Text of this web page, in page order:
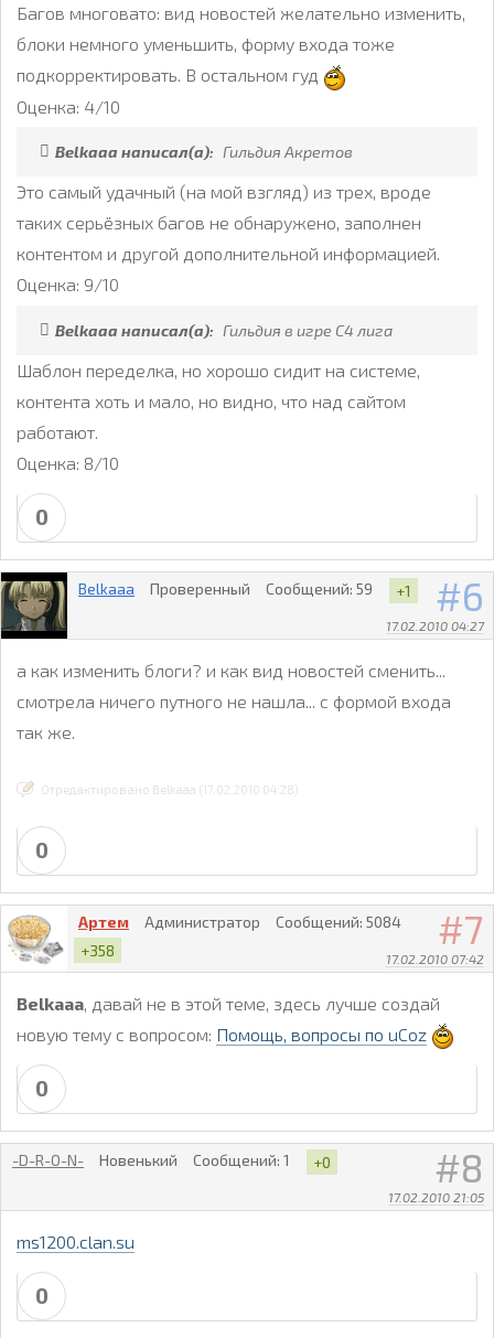
Багов многовато: вид новостей желательно изменить,
блоки немного уменьшить, форму входа тоже
подкорректировать. В остальном гуд
Оценка: 4/10
Belkaaa написал(а): Гильдия Акретов
Это самый удачный (на мой взгляд) из трех, вроде
таких серьёзных багов не обнаружено, заполнен
контентом и другой дополнительной информацией.
Оценка: 9/10
Belkaaa написал(а): Гильдия в игре C4 лига
Шаблон переделка, но хорошо сидит на системе,
контента хоть и мало, но видно, что над сайтом
работают.
Оценка: 8/10
0
6
17.02.2010 04:27
Belkaaa Проверенный Сообщений: 59 +1
а как изменить блоги? и как вид новостей сменить...
смотрела ничего путного не нашла... с формой входа
так же.
Отредактировано Belkaaa (17.02.2010 04:28)
0
7
17.02.2010 07:42
Артем Администратор Сообщений: 5084
+358
Belkaaa, давай не в этой теме, здесь лучше создай
новую тему с вопросом: Помощь, вопросы по uCoz
0
8
17.02.2010 21:05
-D-R-O-N- Новенький Сообщений: 1 +0
ms1200.clan.su
0